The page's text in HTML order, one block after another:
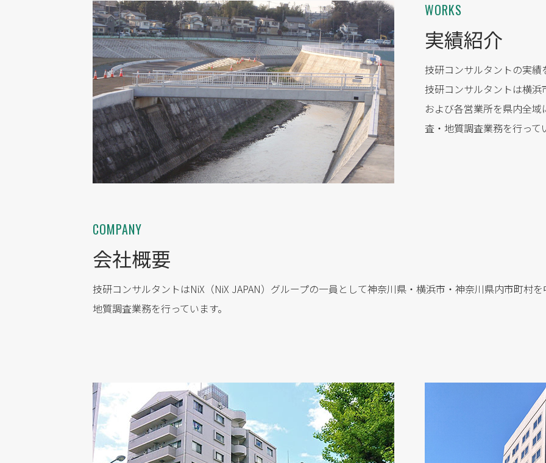
WORKS
実績紹介
技研コンサルタントの実績
技研コンサルタントは横
および各営業所を県内全
査・地質調査業務を行って
COMPANY
会社概要
技研コンサルタントはNiX（NiX JAPAN）グループの一員として神奈川県・横浜市・神奈川県内市町村
地質調査業務を行っています。